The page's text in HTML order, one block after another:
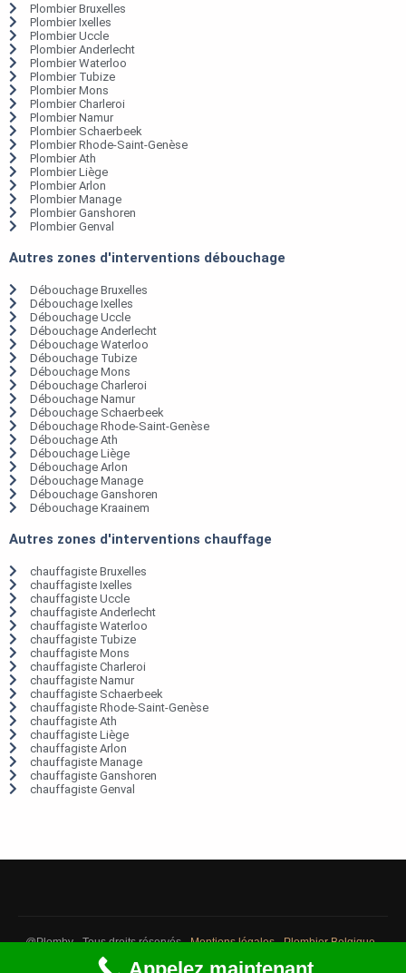
Plombier Bruxelles
Plombier Ixelles
Plombier Uccle
Plombier Anderlecht
Plombier Waterloo
Plombier Tubize
Plombier Mons
Plombier Charleroi
Plombier Namur
Plombier Schaerbeek
Plombier Rhode-Saint-Genèse
Plombier Ath
Plombier Liège
Plombier Arlon
Plombier Manage
Plombier Ganshoren
Plombier Genval
Autres zones d'interventions débouchage
Débouchage Bruxelles
Débouchage Ixelles
Débouchage Uccle
Débouchage Anderlecht
Débouchage Waterloo
Débouchage Tubize
Débouchage Mons
Débouchage Charleroi
Débouchage Namur
Débouchage Schaerbeek
Débouchage Rhode-Saint-Genèse
Débouchage Ath
Débouchage Liège
Débouchage Arlon
Débouchage Manage
Débouchage Ganshoren
Débouchage Kraainem
Autres zones d'interventions chauffage
chauffagiste Bruxelles
chauffagiste Ixelles
chauffagiste Uccle
chauffagiste Anderlecht
chauffagiste Waterloo
chauffagiste Tubize
chauffagiste Mons
chauffagiste Charleroi
chauffagiste Namur
chauffagiste Schaerbeek
chauffagiste Rhode-Saint-Genèse
chauffagiste Ath
chauffagiste Liège
chauffagiste Arlon
chauffagiste Manage
chauffagiste Ganshoren
chauffagiste Genval
@Plomby - Tous droits réservés -Mentions légales-Plombier Belgique-
Débouchage Belgique